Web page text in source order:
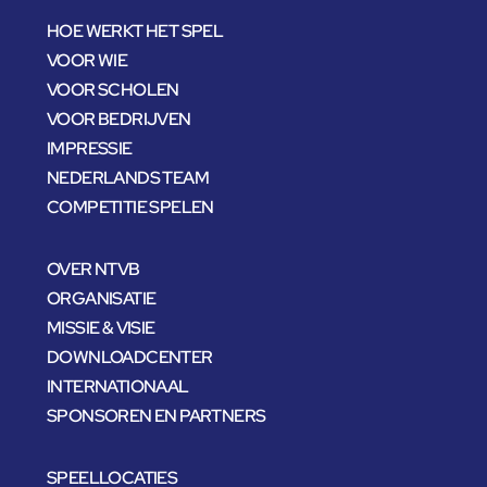
HOE WERKT HET SPEL
VOOR WIE
VOOR SCHOLEN
VOOR BEDRIJVEN
IMPRESSIE
NEDERLANDS TEAM
COMPETITIE SPELEN
OVER NTVB
ORGANISATIE
MISSIE & VISIE
DOWNLOADCENTER
INTERNATIONAAL
SPONSOREN EN PARTNERS
SPEELLOCATIES